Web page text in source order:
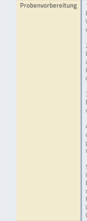
Probenvorbereitung